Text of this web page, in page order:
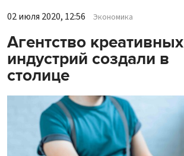
02 июля 2020, 12:56 Экономика
Агентство креативных
индустрий создали в
столице